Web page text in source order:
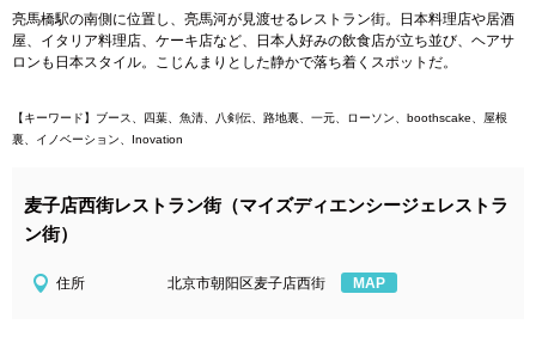
亮馬橋駅の南側に位置し、亮馬河が見渡せるレストラン街。日本料理店や居酒
屋、イタリア料理店、ケーキ店など、日本人好みの飲食店が立ち並び、ヘアサ
ロンも日本スタイル。こじんまりとした静かで落ち着くスポットだ。
【キーワード】ブース、四葉、魚清、八剣伝、路地裏、一元、ローソン、boothscake、屋根
裏、イノベーション、Inovation
麦子店西街レストラン街（マイズディエンシージェレストラ
ン街）
住所 北京市朝阳区麦子店西街 MAP